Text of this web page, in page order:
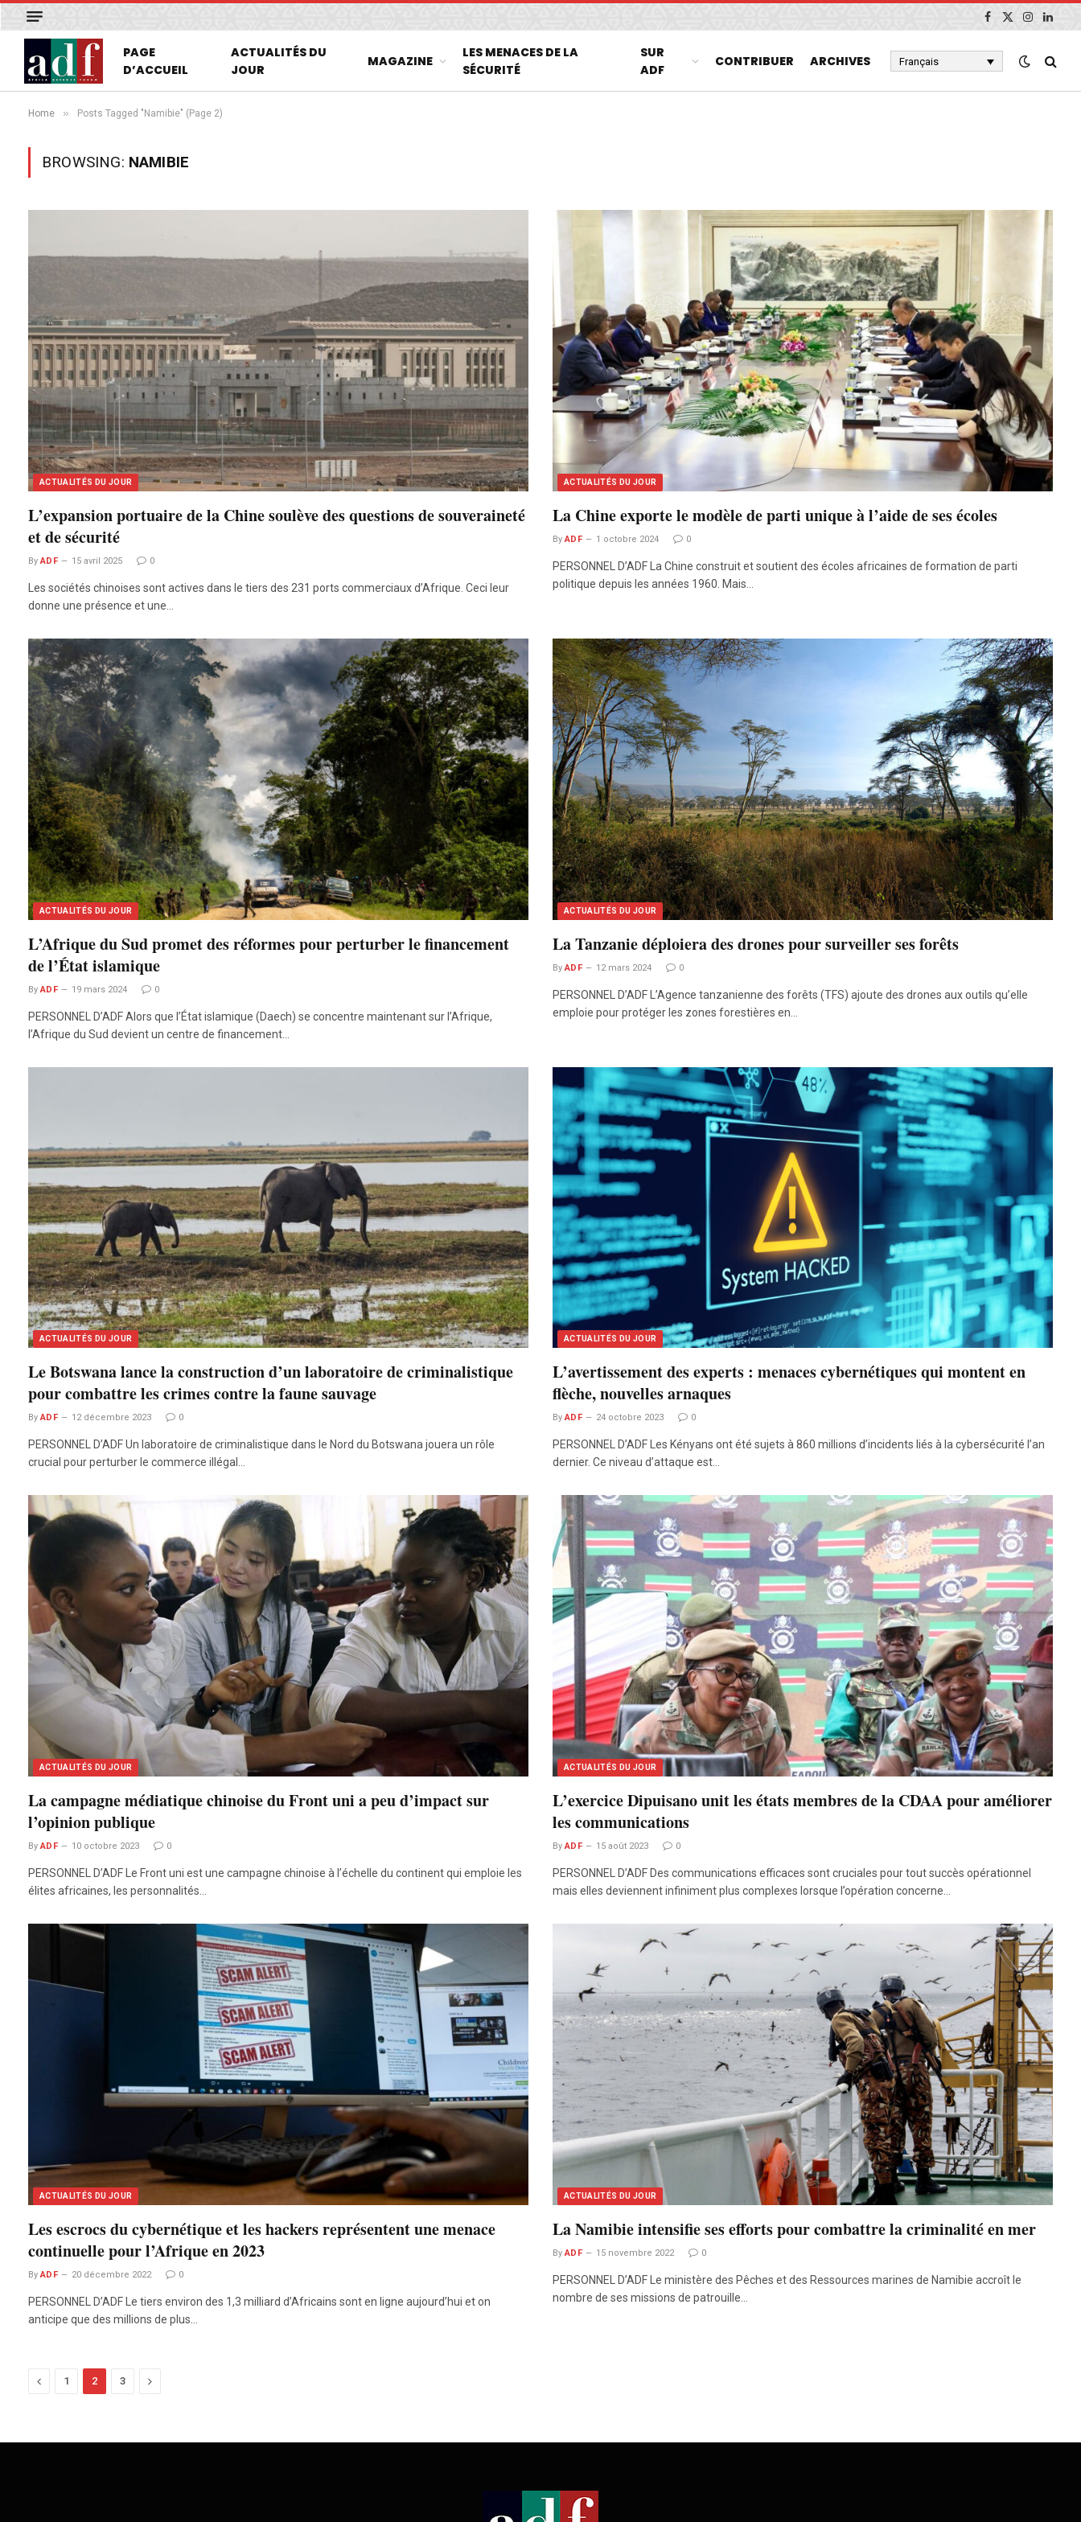
Facebook
X
Instagram
PAGE
D’ACCUEIL
ACTUALITÉS DU
JOUR
MAGAZINE
LES MENACES DE LA
SÉCURITÉ
SUR
ADF
CONTRIBUER ARCHIVES Français
Home » Posts Tagged "Namibie" (Page 2)
BROWSING: NAMIBIE
ACTUALITÉS DU JOUR
L’expansion portuaire de la Chine soulève des questions de souveraineté
et de sécurité
By ADF 15 avril 2025 0
Les sociétés chinoises sont actives dans le tiers des 231 ports commerciaux d’Afrique. Ceci leur
donne une présence et une…
ACTUALITÉS DU JOUR
La Chine exporte le modèle de parti unique à l’aide de ses écoles
By ADF 1 octobre 2024 0
PERSONNEL D’ADF La Chine construit et soutient des écoles africaines de formation de parti
politique depuis les années 1960. Mais…
ACTUALITÉS DU JOUR
L’Afrique du Sud promet des réformes pour perturber le financement
de l’État islamique
By ADF 19 mars 2024 0
PERSONNEL D’ADF Alors que l’État islamique (Daech) se concentre maintenant sur l’Afrique,
l’Afrique du Sud devient un centre de financement…
ACTUALITÉS DU JOUR
La Tanzanie déploiera des drones pour surveiller ses forêts
By ADF 12 mars 2024 0
PERSONNEL D’ADF L’Agence tanzanienne des forêts (TFS) ajoute des drones aux outils qu’elle
emploie pour protéger les zones forestières en…
ACTUALITÉS DU JOUR
Le Botswana lance la construction d’un laboratoire de criminalistique
pour combattre les crimes contre la faune sauvage
By ADF 12 décembre 2023 0
PERSONNEL D’ADF Un laboratoire de criminalistique dans le Nord du Botswana jouera un rôle
crucial pour perturber le commerce illégal…
ACTUALITÉS DU JOUR
L’avertissement des experts : menaces cybernétiques qui montent en
flèche, nouvelles arnaques
By ADF 24 octobre 2023 0
PERSONNEL D’ADF Les Kényans ont été sujets à 860 millions d’incidents liés à la cybersécurité l’an
dernier. Ce niveau d’attaque est…
ACTUALITÉS DU JOUR
La campagne médiatique chinoise du Front uni a peu d’impact sur
l’opinion publique
By ADF 10 octobre 2023 0
PERSONNEL D’ADF Le Front uni est une campagne chinoise à l’échelle du continent qui emploie les
élites africaines, les personnalités…
ACTUALITÉS DU JOUR
L’exercice Dipuisano unit les états membres de la CDAA pour améliorer
les communications
By ADF 15 août 2023 0
PERSONNEL D’ADF Des communications efficaces sont cruciales pour tout succès opérationnel
mais elles deviennent infiniment plus complexes lorsque l’opération concerne…
ACTUALITÉS DU JOUR
Les escrocs du cybernétique et les hackers représentent une menace
continuelle pour l’Afrique en 2023
By ADF 20 décembre 2022 0
PERSONNEL D’ADF Le tiers environ des 1,3 milliard d’Africains sont en ligne aujourd’hui et on
anticipe que des millions de plus…
ACTUALITÉS DU JOUR
La Namibie intensifie ses efforts pour combattre la criminalité en mer
By ADF 15 novembre 2022 0
PERSONNEL D’ADF Le ministère des Pêches et des Ressources marines de Namibie accroît le
nombre de ses missions de patrouille…
Previous
1 2 3 Next